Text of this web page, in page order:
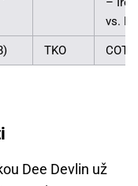
vs.
TKO COT 2
Dee Devlin už